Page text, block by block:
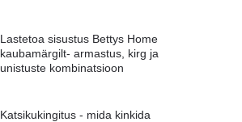
Lastetoa sisustus Bettys Home
kaubamärgilt- armastus, kirg ja
unistuste kombinatsioon
Katsikukingitus - mida kinkida